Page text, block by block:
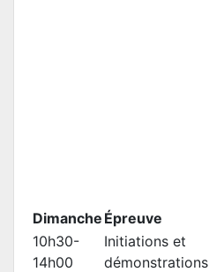
Dimanche Épreuve
10h30-
14h00
Initiations et
démonstrations